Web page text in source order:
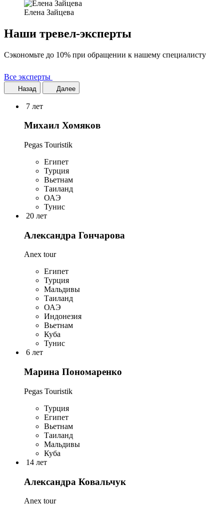
Елена Зайцева
Наши тревел-эксперты
Сэкономьте до 10% при обращении к нашему специалисту
Все эксперты
Назад Далее
7 лет
Михаил Хомяков
Pegas Touristik
Египет
Турция
Вьетнам
Таиланд
ОАЭ
Тунис
20 лет
Александра Гончарова
Anex tour
Египет
Турция
Мальдивы
Таиланд
ОАЭ
Индонезия
Вьетнам
Куба
Тунис
6 лет
Марина Пономаренко
Pegas Touristik
Турция
Египет
Вьетнам
Таиланд
Мальдивы
Куба
14 лет
Александра Ковальчук
Anex tour